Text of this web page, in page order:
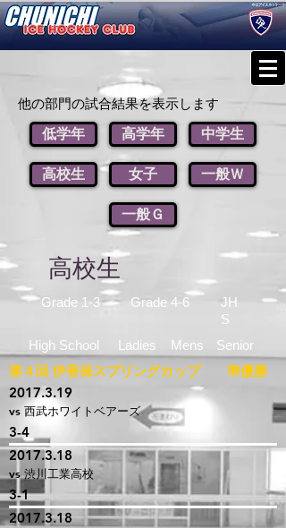
他の部門の試合結果を表示します
低学年
高校生
高学年
女子
中学生
一般Ｗ
一般Ｇ
高校生
Grade 1-3
High School
Grade 4-6
Ladies Mens
JH
S
Senior
第４回 伊香保スプリングカップ 準優勝
2017.3.19
vs 西武ホワイトベアーズ
3-4
2017.3.18
vs 渋川工業高校
3-1
2017.3.18